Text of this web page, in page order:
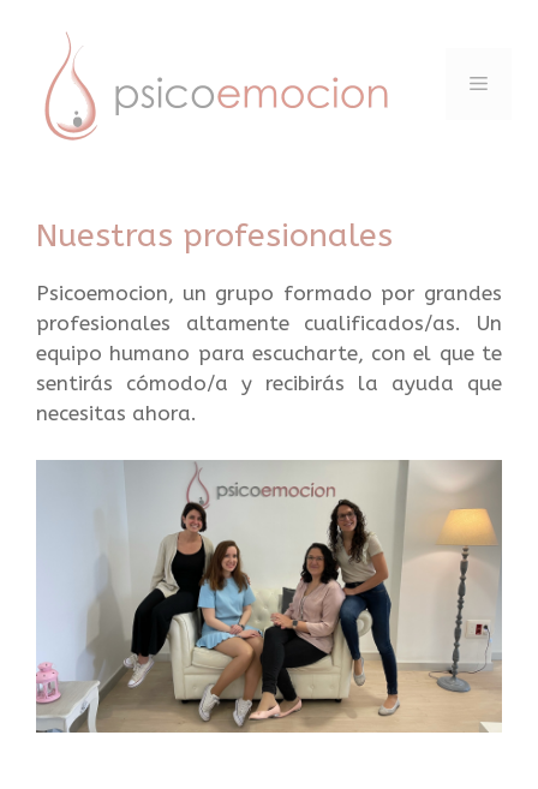
contenido
Menú
Nuestras profesionales
Psicoemocion, un grupo formado por grandes
profesionales altamente cualificados/as. Un
equipo humano para escucharte, con el que te
sentirás cómodo/a y recibirás la ayuda que
necesitas ahora.